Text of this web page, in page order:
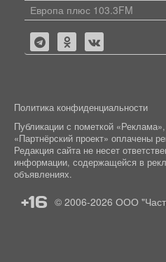
Европа плюс 103.3FM
Политика конфиденциальности
Публикации с пометкой
«Партнёрский проект» оплачены
Редакция сайта не несет
информации, содержащейся в
объявлениях.
+16 © 2006-2026 ООО